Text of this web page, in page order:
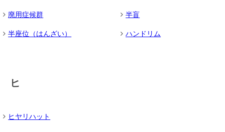
廃用症候群
半座位（はんざい）
半盲
ハンドリム
ヒ
ヒヤリハット